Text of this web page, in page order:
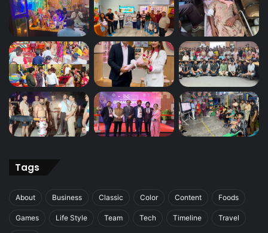
Tags
About Business Classic Color Content Foods
Games Life Style Team Tech Timeline Travel